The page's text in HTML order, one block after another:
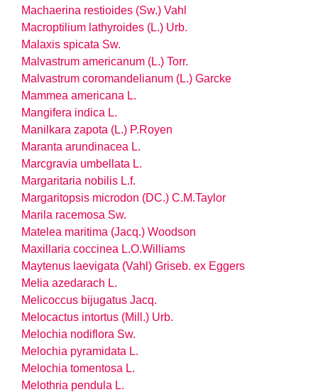
Machaerina restioides (Sw.) Vahl
Macroptilium lathyroides (L.) Urb.
Malaxis spicata Sw.
Malvastrum americanum (L.) Torr.
Malvastrum coromandelianum (L.) Garcke
Mammea americana L.
Mangifera indica L.
Manilkara zapota (L.) P.Royen
Maranta arundinacea L.
Marcgravia umbellata L.
Margaritaria nobilis L.f.
Margaritopsis microdon (DC.) C.M.Taylor
Marila racemosa Sw.
Matelea maritima (Jacq.) Woodson
Maxillaria coccinea L.O.Williams
Maytenus laevigata (Vahl) Griseb. ex Eggers
Melia azedarach L.
Melicoccus bijugatus Jacq.
Melocactus intortus (Mill.) Urb.
Melochia nodiflora Sw.
Melochia pyramidata L.
Melochia tomentosa L.
Melothria pendula L.